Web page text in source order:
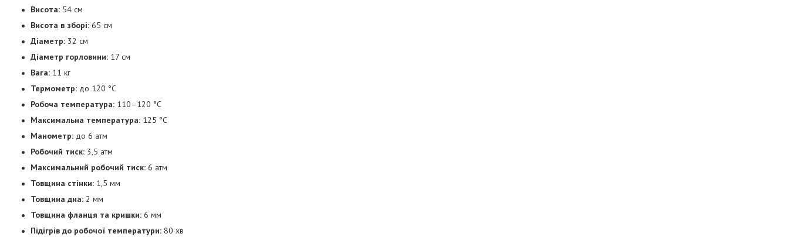
Висота: 54 см
Висота в зборі: 65 см
Діаметр: 32 см
Діаметр горловини: 17 см
Вага: 11 кг
Термометр: до 120 °C
Робоча температура: 110–120 °C
Максимальна температура: 125 °C
Манометр: до 6 атм
Робочий тиск: 3,5 атм
Максимальний робочий тиск: 6 атм
Товщина стінки: 1,5 мм
Товщина дна: 2 мм
Товщина фланця та кришки: 6 мм
Підігрів до робочої температури: 80 хв